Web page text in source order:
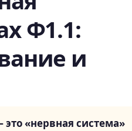
Ф1.1:
и
«нервная система»